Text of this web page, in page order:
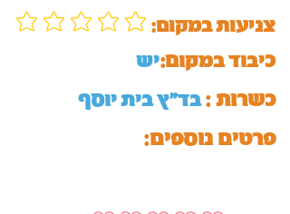
:צניעות במקום
ישכיבוד במקום:
בד"ץ בית יוסף כשרות :
:פרטים נוספים